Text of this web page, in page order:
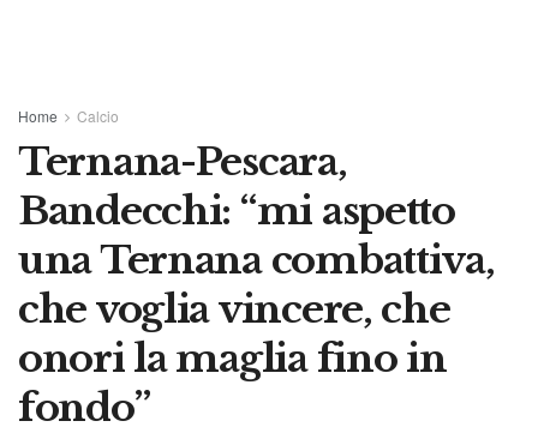
Home Calcio
Ternana-Pescara,
Bandecchi: “mi aspetto
una Ternana combattiva,
che voglia vincere, che
onori la maglia fino in
fondo”